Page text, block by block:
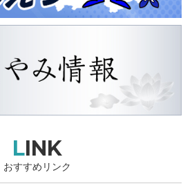
LINK
おすすめリンク